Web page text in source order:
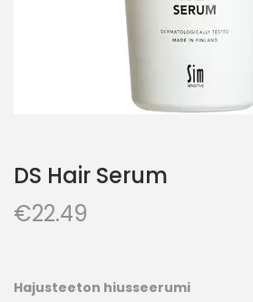
DS Hair Serum
€22.49
Hajusteeton hiusseerumi